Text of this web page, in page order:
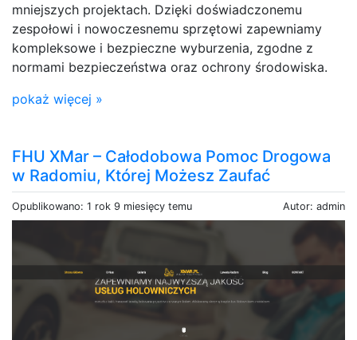
mniejszych projektach. Dzięki doświadczonemu
zespołowi i nowoczesnemu sprzętowi zapewniamy
kompleksowe i bezpieczne wyburzenia, zgodne z
normami bezpieczeństwa oraz ochrony środowiska.
pokaż więcej »
FHU XMar – Całodobowa Pomoc Drogowa
w Radomiu, Której Możesz Zaufać
Opublikowano: 1 rok 9 miesięcy temu Autor: admin